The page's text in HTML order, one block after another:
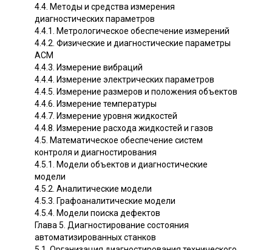
4.4. Методы и средства измерения
диагностических параметров
4.4.1. Метрологическое обеспечение измерений
4.4.2. Физические и диагностические параметры
ACM
4.4.3. Измерение вибраций
4.4.4. Измерение электрических параметров
4.4.5. Измерение размеров и положения объектов
4.4.6. Измерение температуры
4.4.7. Измерение уровня жидкостей
4.4.8. Измерение расхода жидкостей и газов
4.5. Математическое обеспечение систем
контроля и диагностирования
4.5.1. Модели объектов и диагностические
модели
4.5.2. Аналитические модели
4.5.3. Графоаналитические модели
4.5.4. Модели поиска дефектов
Глава 5. Диагностирование состояния
автоматизированных станков